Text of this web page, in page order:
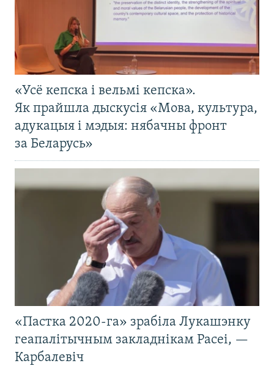
«Усё кепска і вельмі кепска».
Як прайшла дыскусія «Мова, культура,
адукацыя і мэдыя: нябачны фронт
за Беларусь»
«Пастка 2020-га» зрабіла Лукашэнку
геапалітычным закладнікам Расеі, —
Карбалевіч